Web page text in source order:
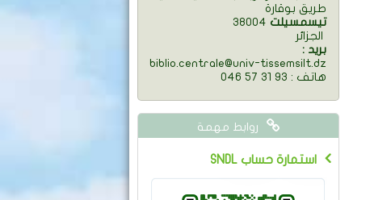
طريق بوقارة
38004 تيسمسيلت
: بريد
biblio.centrale@univ-tissemsilt.dz
046 57 31 93 : هاتف
روابط مهمة
SNDL استمارة حساب